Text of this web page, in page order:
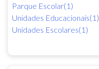
Parque Escolar(1)
Unidades Educacionais(1)
Unidades Escolares(1)